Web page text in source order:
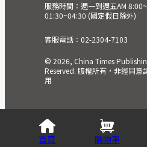
服務時間：週一到週五AM
01:30~04:30 (國定假日除外)
客服電話：02-2304-7103
© 2026, China Times
Reserved. 版權所有，非經同
用
首頁 購物車